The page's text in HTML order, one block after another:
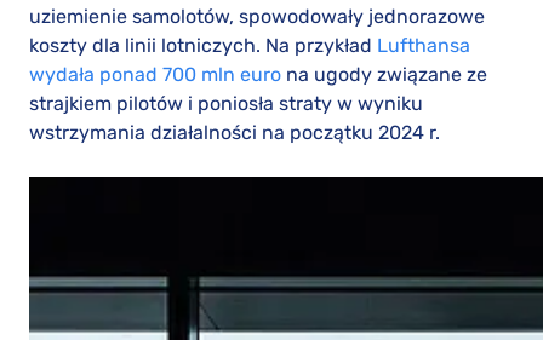
uziemienie samolotów, spowodowały jednorazowe
koszty dla linii lotniczych. Na przykład Lufthansa
wydała ponad 700 mln euro na ugody związane ze
strajkiem pilotów i poniosła straty w wyniku
wstrzymania działalności na początku 2024 r.